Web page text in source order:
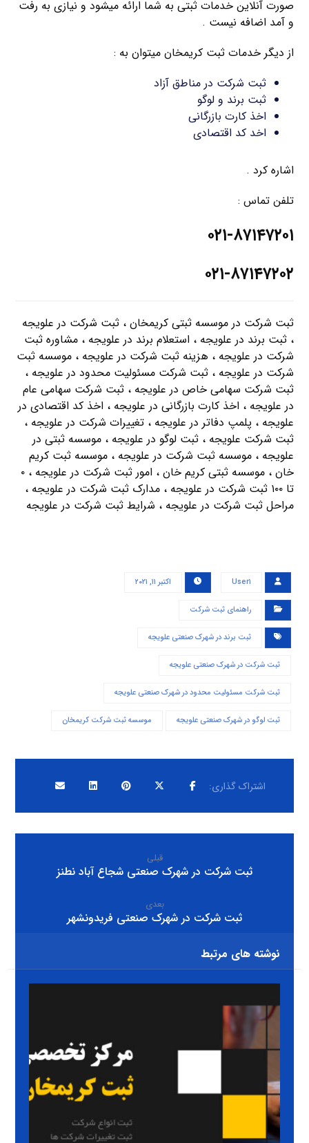
صورت آنلاین خدمات ثبتی به شما ارائه میشود و نیازی به رفت
و آمد اضافه نیست .
از دیگر خدمات ثبت کریمخان میتوان به :
ثبت شرکت در مناطق آزاد
ثبت برند و لوگو
اخذ کارت بازرگانی
اخد کد اقتصادی
اشاره کرد .
تلفن تماس :
۰۲۱-۸۷۱۴۷۲۰۱
۰۲۱-۸۷۱۴۷۲۰۲
ثبت شرکت در موسسه ثبتی کریمخان ، ثبت شرکت در علويجه
، ثبت برند در علويجه ، استعلام برند در علويجه ، مشاوره ثبت
شرکت در علويجه ، هزینه ثبت شرکت در علويجه ، موسسه ثبت
شرکت در علويجه ، ثبت شرکت مسئولیت محدود در علويجه ،
ثبت شرکت سهامی خاص در علويجه ، ثبت شرکت سهامی عام
در علويجه ، اخذ کارت بازرگانی در علويجه ، اخذ کد اقتصادی در
علويجه ، پلمپ دفاتر در علويجه ، تغییرات شرکت در علويجه ،
ثبت شرکت علويجه ، ثبت لوگو در علويجه ، موسسه ثبتی در
علويجه ، موسسه ثبت شرکت در علويجه ، موسسه ثبت کریم
خان ، موسسه ثبتی کریم خان ، امور ثبت شرکت در علويجه ، ۰
تا ۱۰۰ ثبت شرکت در علويجه ، مدارک ثبت شرکت در علويجه ،
مراحل ثبت شرکت در علويجه ، شرایط ثبت شرکت در علويجه
User۱ اکتبر ۱۱, ۲۰۲۱
راهنمای ثبت شرکت
ثبت برند در شهرک صنعتی علويجه
ثبت شرکت در شهرک صنعتی علويجه
ثبت شرکت مسئولیت محدود در شهرک صنعتی علويجه
ثبت لوگو در شهرک صنعتی علويجه موسسه ثبت شرکت کریمخان
قبلی
ثبت شرکت در شهرک صنعتی شجاع آباد نطنز
بعدی
ثبت شرکت در شهرک صنعتی فريدونشهر
نوشته های مرتبط